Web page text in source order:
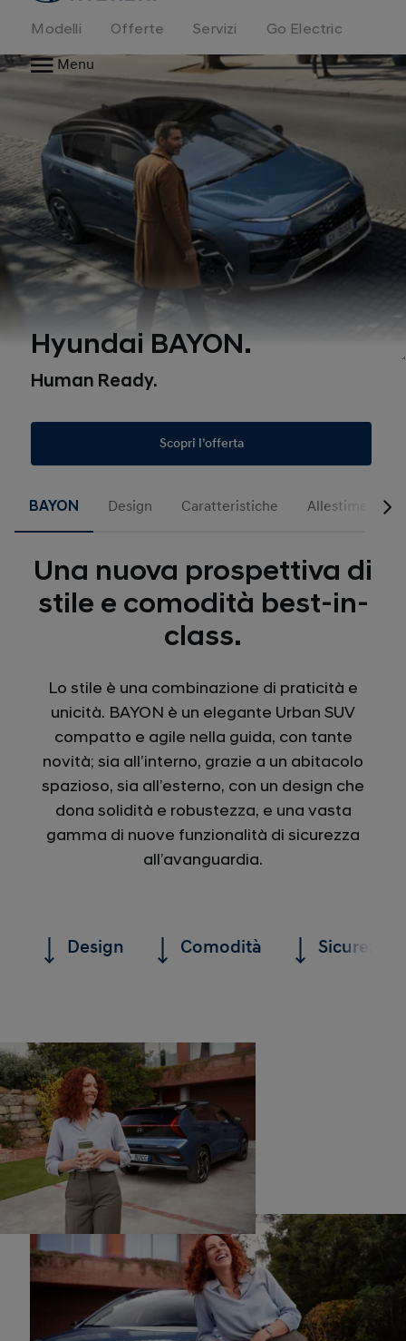
Modelli Offerte Servizi
Go Electric
Menu
Hyundai BAYON.
Human Ready.
Scopri l’offerta
BAYON Design Caratteristiche Allestimenti
Una nuova prospettiva di
stile e comodità best-in-
class.
Lo stile è una combinazione di praticità e
unicità. BAYON è un elegante Urban SUV
compatto e agile nella guida, con tante
novità; sia all’interno, grazie a un abitacolo
spazioso, sia all’esterno, con un design che
dona solidità e robustezza, e una vasta
gamma di nuove funzionalità di sicurezza
all’avanguardia.
Design Comodità Sicurezza